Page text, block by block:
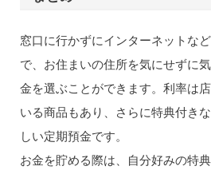
窓口に行かずにインターネットな
で、お住まいの住所を気にせずに
金を選ぶことができます。利率は
いる商品もあり、さらに特典付き
しい定期預金です。
お金を貯める際は、自分好みの特